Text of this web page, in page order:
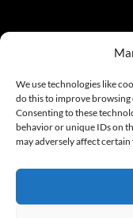
We use technologies like
do this to improve browsing
Consenting to these
behavior or unique IDs on
may adversely affect